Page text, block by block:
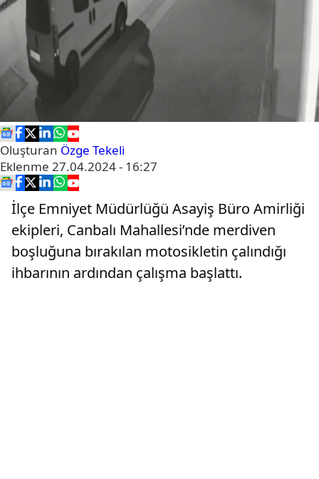
Oluşturan Özge Tekeli
Eklenme 27.04.2024 - 16:27
İlçe Emniyet Müdürlüğü Asayiş Büro Amirliği
ekipleri, Canbalı Mahallesi’nde merdiven
boşluğuna bırakılan motosikletin çalındığı
ihbarının ardından çalışma başlattı.